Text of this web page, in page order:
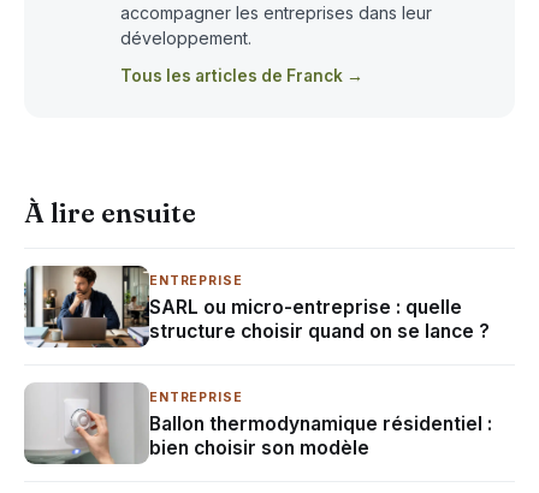
accompagner les entreprises dans leur
développement.
Tous les articles de Franck →
À lire ensuite
ENTREPRISE
SARL ou micro-entreprise : quelle
structure choisir quand on se lance ?
ENTREPRISE
Ballon thermodynamique résidentiel :
bien choisir son modèle